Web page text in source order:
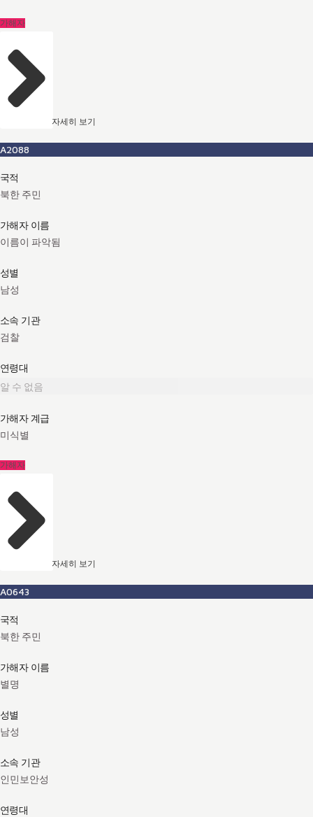
가해자
자세히 보기
A2088
국적
북한 주민
가해자 이름
이름이 파악됨
성별
남성
소속 기관
검찰
연령대
알 수 없음
가해자 계급
미식별
가해자
자세히 보기
A0643
국적
북한 주민
가해자 이름
별명
성별
남성
소속 기관
인민보안성
연령대